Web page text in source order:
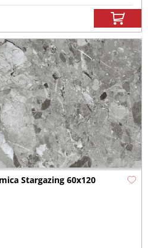
Stargazing 60x120